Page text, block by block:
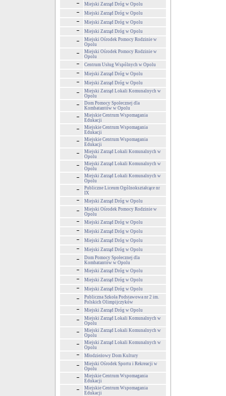
Miejski Zarząd Dróg w Opolu
Miejski Zarząd Dróg w Opolu
Miejski Zarząd Dróg w Opolu
Miejski Zarząd Dróg w Opolu
Miejski Ośrodek Pomocy Rodzinie w
Opolu
Miejski Ośrodek Pomocy Rodzinie w
Opolu
Centrum Usług Wspólnych w Opolu
Miejski Zarząd Dróg w Opolu
Miejski Zarząd Dróg w Opolu
Miejski Zarząd Lokali Komunalnych w
Opolu
Dom Pomocy Społecznej dla
Kombatantów w Opolu
Miejskie Centrum Wspomagania
Edukacji
Miejskie Centrum Wspomagania
Edukacji
Miejskie Centrum Wspomagania
Edukacji
Miejski Zarząd Lokali Komunalnych w
Opolu
Miejski Zarząd Lokali Komunalnych w
Opolu
Miejski Zarząd Lokali Komunalnych w
Opolu
Publiczne Liceum Ogólnokształcące nr
IX
Miejski Zarząd Dróg w Opolu
Miejski Ośrodek Pomocy Rodzinie w
Opolu
Miejski Zarząd Dróg w Opolu
Miejski Zarząd Dróg w Opolu
Miejski Zarząd Dróg w Opolu
Miejski Zarząd Dróg w Opolu
Dom Pomocy Społecznej dla
Kombatantów w Opolu
Miejski Zarząd Dróg w Opolu
Miejski Zarząd Dróg w Opolu
Miejski Zarząd Dróg w Opolu
Publiczna Szkoła Podstawowa nr 2 im.
Polskich Olimpijczyków
Miejski Zarząd Dróg w Opolu
Miejski Zarząd Lokali Komunalnych w
Opolu
Miejski Zarząd Lokali Komunalnych w
Opolu
Miejski Zarząd Lokali Komunalnych w
Opolu
Młodzieżowy Dom Kultury
Miejski Ośrodek Sportu i Rekreacji w
Opolu
Miejskie Centrum Wspomagania
Edukacji
Miejskie Centrum Wspomagania
Edukacji